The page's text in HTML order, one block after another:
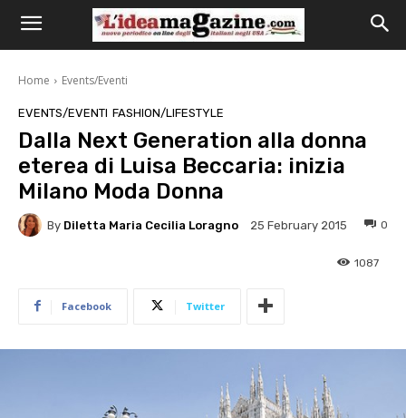
Home Events/Eventi
EVENTS/EVENTI FASHION/LIFESTYLE
Dalla Next Generation alla donna
eterea di Luisa Beccaria: inizia
Milano Moda Donna
By Diletta Maria Cecilia Loragno 25 February 2015 0
1087
Facebook Twitter